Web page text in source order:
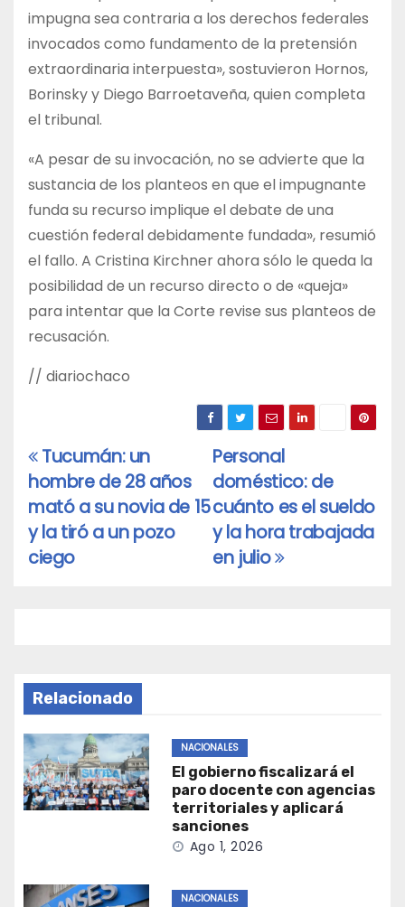
impugna sea contraria a los derechos federales
invocados como fundamento de la pretensión
extraordinaria interpuesta», sostuvieron Hornos,
Borinsky y Diego Barroetaveña, quien completa
el tribunal.
«A pesar de su invocación, no se advierte que la
sustancia de los planteos en que el impugnante
funda su recurso implique el debate de una
cuestión federal debidamente fundada», resumió
el fallo. A Cristina Kirchner ahora sólo le queda la
posibilidad de un recurso directo o de «queja»
para intentar que la Corte revise sus planteos de
recusación.
// diariochaco
Navegación
de
entradas
Personal
doméstico: de
cuánto es el sueldo
y la hora trabajada
en julio
Tucumán: un
hombre de 28 años
mató a su novia de 15
y la tiró a un pozo
ciego
Relacionado
NACIONALES
El gobierno fiscalizará el
paro docente con agencias
territoriales y aplicará
sanciones
Ago 1, 2026
NACIONALES